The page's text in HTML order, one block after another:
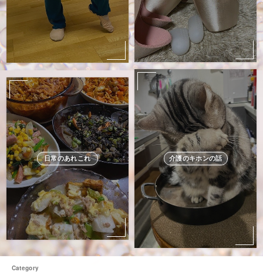
日常のあれこれ 介護のキホンの話